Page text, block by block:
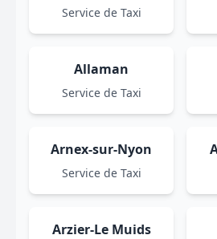
Service de Taxi
Allaman
Service de Taxi
Arnex-sur-Nyon
Service de Taxi
Arzier-Le Muids